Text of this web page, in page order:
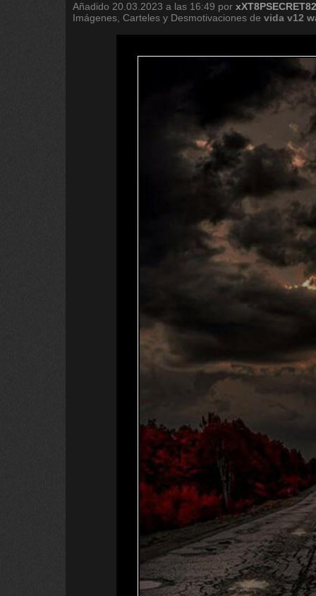
Añadido 20.03.2023 a las 16:49 por
Imágenes, Carteles y Desmotivaciones de vida v12